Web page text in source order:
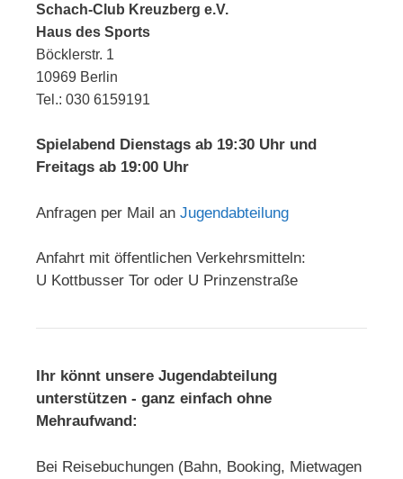
Schach-Club Kreuzberg e.V.
Haus des Sports
Böcklerstr. 1
10969 Berlin
Tel.: 030 6159191
Spielabend Dienstags ab 19:30 Uhr und
Freitags ab 19:00 Uhr
Anfragen per Mail an Jugendabteilung
Anfahrt mit öffentlichen Verkehrsmitteln:
U Kottbusser Tor oder U Prinzenstraße
Ihr könnt unsere Jugendabteilung
unterstützen - ganz einfach ohne
Mehraufwand:
Bei Reisebuchungen (Bahn, Booking, Mietwagen